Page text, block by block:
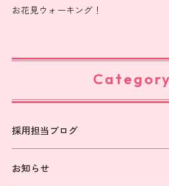
お花見ウォーキング！
Category
採用担当ブログ
お知らせ